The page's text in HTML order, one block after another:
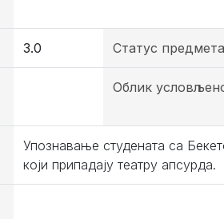
3.0 Статус предмета
Облик
Упознавање студената са
који припадају театру апсурда.